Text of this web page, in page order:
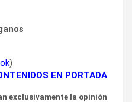
)
EN PORTADA
exclusivamente la opinión